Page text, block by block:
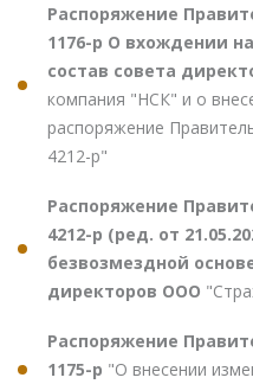
Распоряжение
1176-р О вхождении
состав совета
компания "НСК" и о
распоряжение
4212-р"
Распоряжение
4212-р (ред. от
безвозмездной
директоров ООО
Распоряжение
1175-р "О внесении